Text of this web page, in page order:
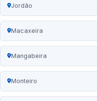
Jordão
Macaxeira
Mangabeira
Monteiro